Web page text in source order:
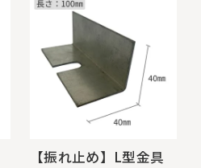
【振れ止め】L型金具